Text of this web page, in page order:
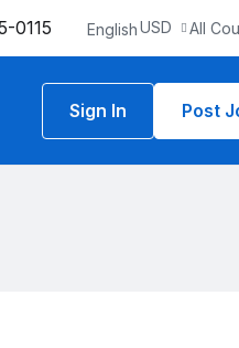
0115 EnglishUSD All
Sign In Post